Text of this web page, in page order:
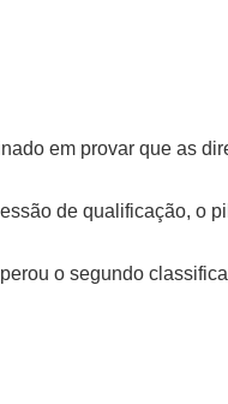
em provar que as
de qualificação, o
o segundo